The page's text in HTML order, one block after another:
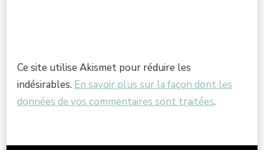
Ce site utilise Akismet pour réduire les
indésirables. En savoir plus sur la façon dont les
données de vos commentaires sont traitées.